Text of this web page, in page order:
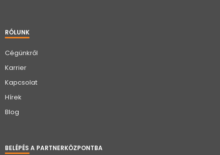
RÓLUNK
Cégünkről
Karrier
Kapcsolat
Hírek
Blog
BELÉPÉS A PARTNERKÖZPONTBA